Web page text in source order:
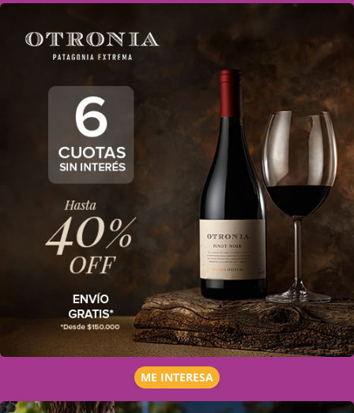
ME INTERESA